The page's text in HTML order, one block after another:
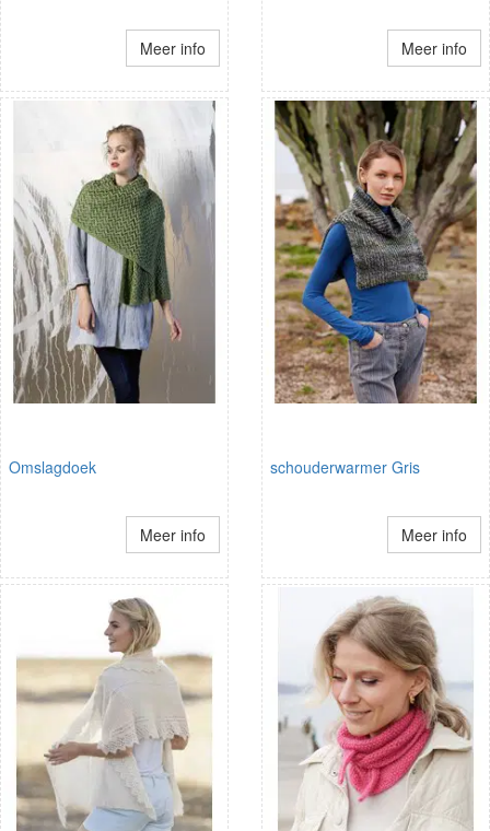
Meer info Meer info
Omslagdoek
Meer info
schouderwarmer Gris
Meer info